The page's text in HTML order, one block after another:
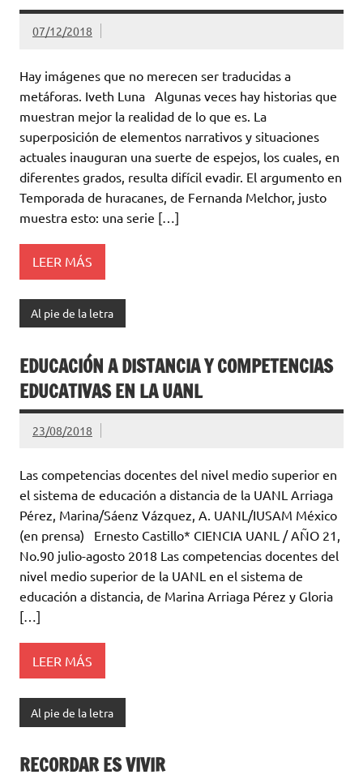
07/12/2018
Hay imágenes que no merecen ser traducidas a
metáforas. Iveth Luna Algunas veces hay historias que
muestran mejor la realidad de lo que es. La
superposición de elementos narrativos y situaciones
actuales inauguran una suerte de espejos, los cuales, en
diferentes grados, resulta difícil evadir. El argumento en
Temporada de huracanes, de Fernanda Melchor, justo
muestra esto: una serie […]
LEER MÁS
Al pie de la letra
EDUCACIÓN A DISTANCIA Y COMPETENCIAS
EDUCATIVAS EN LA UANL
23/08/2018
Las competencias docentes del nivel medio superior en
el sistema de educación a distancia de la UANL Arriaga
Pérez, Marina/Sáenz Vázquez, A. UANL/IUSAM México
(en prensa) Ernesto Castillo* CIENCIA UANL / AÑO 21,
No.90 julio-agosto 2018 Las competencias docentes del
nivel medio superior de la UANL en el sistema de
educación a distancia, de Marina Arriaga Pérez y Gloria
[…]
LEER MÁS
Al pie de la letra
RECORDAR ES VIVIR